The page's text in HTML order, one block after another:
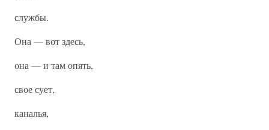
службы.
Она — вот здесь,
она — и там опять,
свое сует,
каналья,